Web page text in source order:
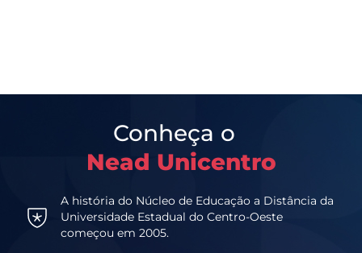
Conheça o
Nead Unicentro
A história do Núcleo de Educação a Distância da
Universidade Estadual do Centro-Oeste
começou em 2005.